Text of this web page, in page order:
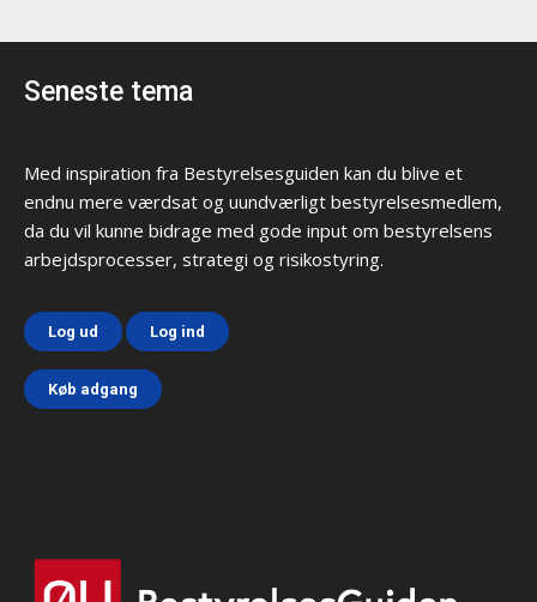
Seneste tema
Med inspiration fra Bestyrelsesguiden kan du blive et
endnu mere værdsat og uundværligt bestyrelsesmedlem,
da du vil kunne bidrage med gode input om bestyrelsens
arbejdsprocesser, strategi og risikostyring.
Log ud Log ind
Køb adgang